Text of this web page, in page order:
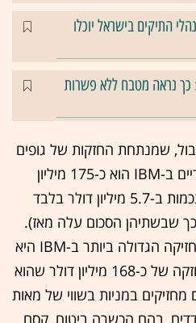
התיקים בישראל יוכלו
כך נראה מטבח ללא פשרות
שמנתחת החזקות של גופים
מוסדיים, שווי החזקות המוסדיים ב-IBM הוא כ-175 מיליון
דולר, והחזקותיהם בדל מסתכמות ב-5.7 מיליון דולר בלבד
כך שבשתיהן הסכום עלה מאז).
בין המוסדיים המקומיים, המחזיקה הגדולה ביותר ב-IBM היא
אלטשולר שחם, עם שווי החזקה של כ-168 מיליון דולר שהוא
מחזיקים במניות בשווי של מאות